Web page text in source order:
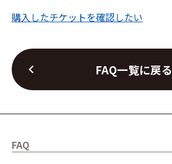
購入したチケットを確認したい
chevron_left FAQ一覧に戻る
FAQ